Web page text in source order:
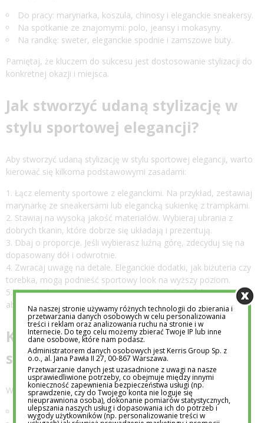
Do pracy: marynarka, koszula, chinosy i eleganckie sneakersy.
Na spotkanie ze znajomymi: polo, jeansy i mokasyny.
Na randkę: sweter, eleganckie spodnie i zamszowe buty.
Pamiętaj, że kluczem do sukcesu jest dostosowanie stylizacji do
konkretnej okazji i miejsca.
Jak stworzyć udaną stylizację w
stylu sportowej elegancji?
Aby stworzyć udaną stylizację w stylu sportowej elegancji, warto
kierować się kilkoma podstawowymi zasadami:
Łącz elementy sportowe z eleganckimi. Na przykład, zestawiaj
marynarkę ze sneakersami lub elegancką sukienkę z trampkami.
Stawiaj na wysoką jakość materiałów. Wybieraj ubrania z
dobrych tkanin, które dobrze się układają i prezentują.
Dbaj o proporcje. Jeśli wybierasz luźną górę, zdecyduj się na
dopasowany dół i odwrotnie.
Zwracaj uwagę na detale. Eleganckie dodatki, jak biżuteria czy
torebka, mogą podnieść sportowy look na wyższy poziom.
Baw się kontrastami. Zestawiaj ze sobą różne faktury i style,
aby stworzyć ciekawy efekt.
Kluczowe elementy garderoby w
sportowej elegancji
W szafie miłośniczki sportowej elegancji nie powinno zabraknąć:
klasycznej marynarki,
Na naszej stronie używamy różnych technologii do zbierania i
przetwarzania danych osobowych w celu personalizowania
treści i reklam oraz analizowania ruchu na stronie i w
Internecie. Do tego celu możemy zbierać Twoje IP lub inne
dane osobowe, które nam podasz.
Administratorem danych osobowych jest Kerris Group Sp. z
o.o., al. Jana Pawła II 27, 00-867 Warszawa.
Przetwarzanie danych jest uzasadnione z uwagi na nasze
usprawiedliwione potrzeby, co obejmuje między innymi
konieczność zapewnienia bezpieczeństwa usługi (np.
sprawdzenie, czy do Twojego konta nie loguje się
nieuprawniona osoba), dokonanie pomiarów statystycznych,
ulepszania naszych usług i dopasowania ich do potrzeb i
wygody użytkowników (np. personalizowanie treści w